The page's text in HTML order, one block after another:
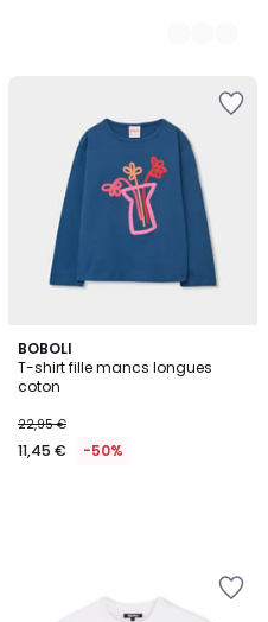
BOBOLI
T-shirt fille mancs longues
coton
22,95 €
11,45 € -50%